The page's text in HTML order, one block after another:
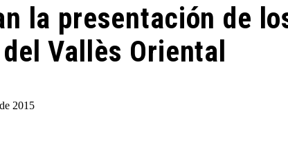
la presentación de
Vallès Oriental
2015